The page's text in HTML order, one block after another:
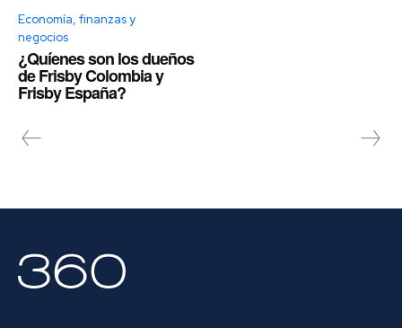
Economía, finanzas y
negocios
¿Quíenes son los dueños
de Frisby Colombia y
Frisby España?